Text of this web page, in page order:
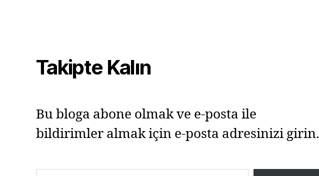
Takipte Kalın
Bu bloga abone olmak ve e-posta ile
bildirimler almak için e-posta adresinizi girin.
E-postanızı yazın…